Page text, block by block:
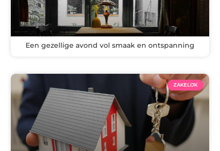
Een gezellige avond vol smaak en ontspanning
ZAKELIJK